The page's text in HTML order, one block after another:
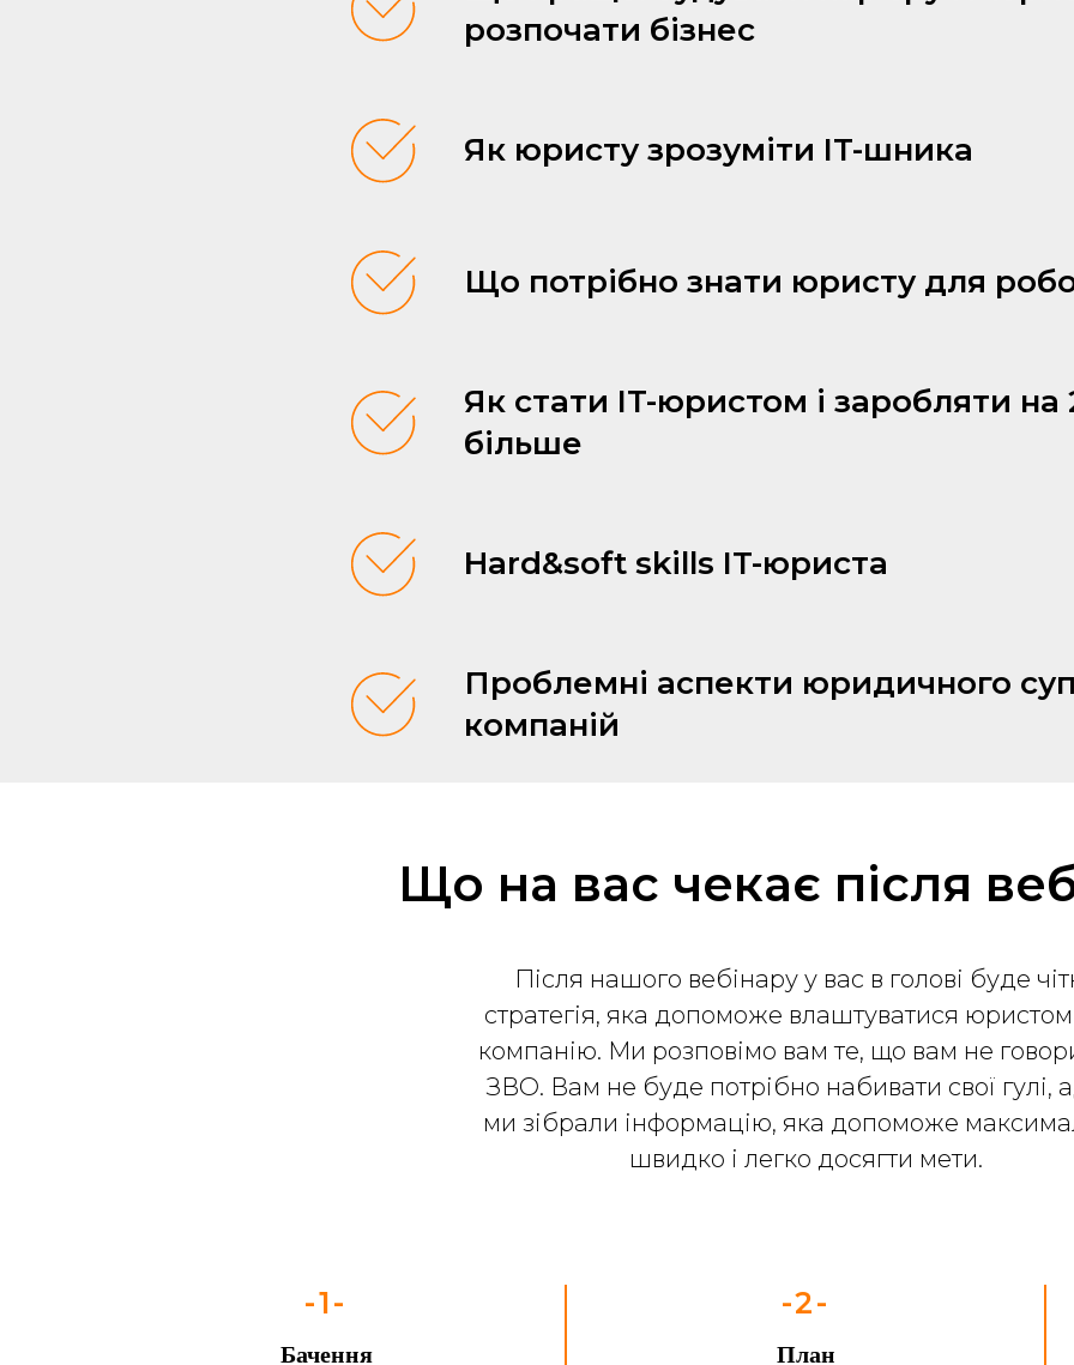
розпочати бізнес
Як юристу зрозуміти IT-шника
Що потрібно знати юристу для
Як стати IT-юристом і заробляти на
більше
Hard&soft skills IT-юриста
Проблемні аспекти юридичного
компаній
Що на вас чекає після
Після нашого вебінару у вас в голові буде
стратегія, яка допоможе влаштуватися юристом
компанію. Ми розповімо вам те, що вам не
ЗВО. Вам не буде потрібно набивати свої гулі,
ми зібрали інформацію, яка допоможе
швидко і легко досягти мети.
-1-
Бачення
-2-
План